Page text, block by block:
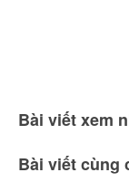
Bài viết xem
Bài viết cùng